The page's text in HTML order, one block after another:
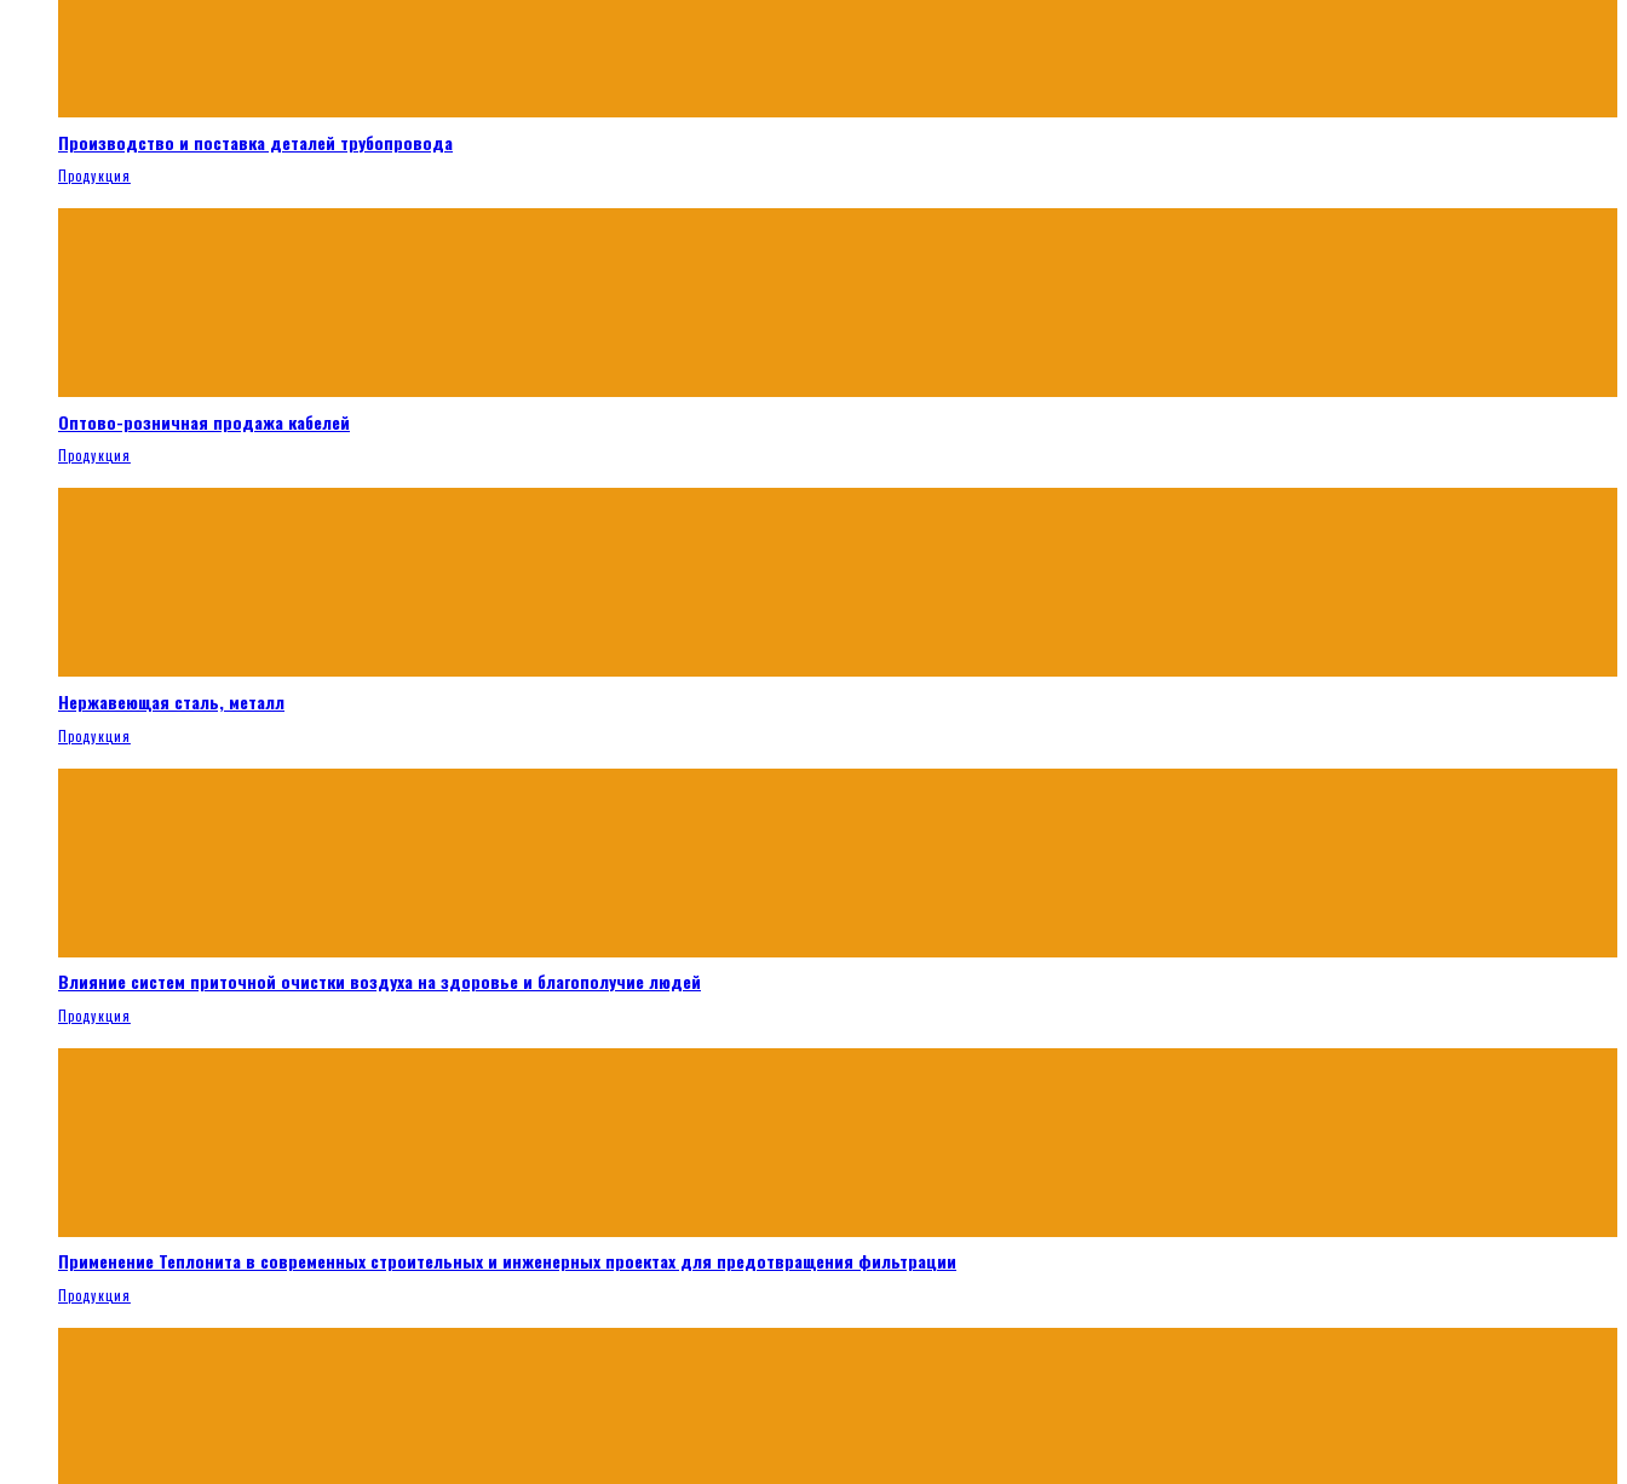
Производство и поставка деталей трубопровода
Продукция
Оптово-розничная продажа кабелей
Продукция
Нержавеющая сталь, металл
Продукция
Влияние систем приточной очистки воздуха на здоровье и благополучие людей
Продукция
Применение Теплонита в современных строительных и инженерных проектах для предотвращения фильтрации
Продукция